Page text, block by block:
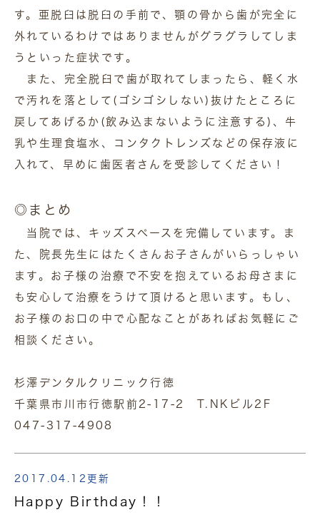
す。亜脱臼は脱臼の手前で、顎の骨から歯が完全に
外れているわけではありませんがグラグラしてしま
うといった症状です。
また、完全脱臼で歯が取れてしまったら、軽く水
で汚れを落として(ゴシゴシしない)抜けたところに
戻してあげるか(飲み込まないように注意する)、牛
乳や生理食塩水、コンタクトレンズなどの保存液に
入れて、早めに歯医者さんを受診してください！
◎まとめ
当院では、キッズスペースを完備しています。ま
た、院長先生にはたくさんお子さんがいらっしゃい
ます。お子様の治療で不安を抱えているお母さまに
も安心して治療をうけて頂けると思います。もし、
お子様のお口の中で心配なことがあればお気軽にご
相談ください。
杉澤デンタルクリニック行徳
千葉県市川市行徳駅前2-17-2 T.NKビル2F
047-317-4908
2017.04.12更新
Happy Birthday！！